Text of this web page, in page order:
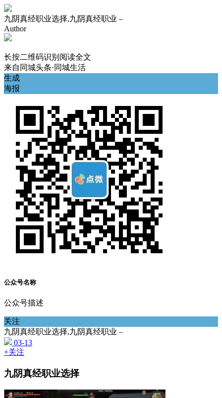
九阴真经职业选择,九阴真经职业 –
Author
长按二维码识别阅读全文
来自 同城头条·同城生活
生成
海报
公众号名称
公众号描述
关注
九阴真经职业选择,九阴真经职业 –
03-13
+关注
九阴真经职业选择